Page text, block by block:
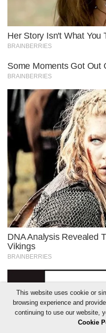
This website uses cookie or
browsing experience and
continuing to use our website,
Cookie